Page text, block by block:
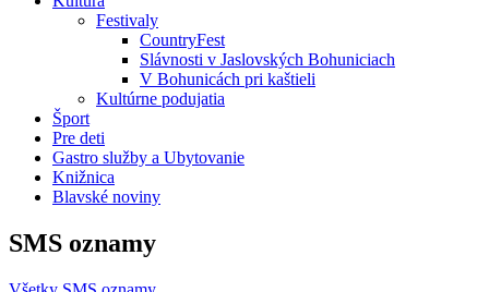
Festivaly
CountryFest
Slávnosti v Jaslovských Bohuniciach
V Bohunicách pri kaštieli
Kultúrne podujatia
Šport
Pre deti
Gastro služby a Ubytovanie
Knižnica
Blavské noviny
SMS oznamy